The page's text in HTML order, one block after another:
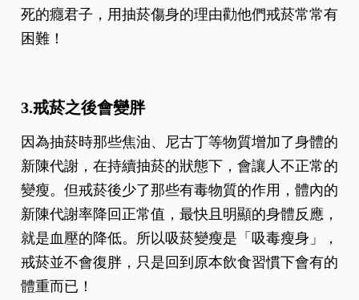
死的癮君子，用抽菸傷身的理由勸他們戒菸常常有
困難！
3.戒菸之後會變胖
因為抽菸時那些焦油、尼古丁等物質增加了身體的
新陳代謝，在持續抽菸的狀態下，會讓人不正常的
變瘦。但戒菸後少了那些有毒物質的作用，體內的
新陳代謝率降回正常值，最快且明顯的身體反應，
就是血壓的降低。所以吸菸變瘦是「吸毒瘦身」，
戒菸並不會復胖，只是回到原本飲食習慣下會有的
體重而已！